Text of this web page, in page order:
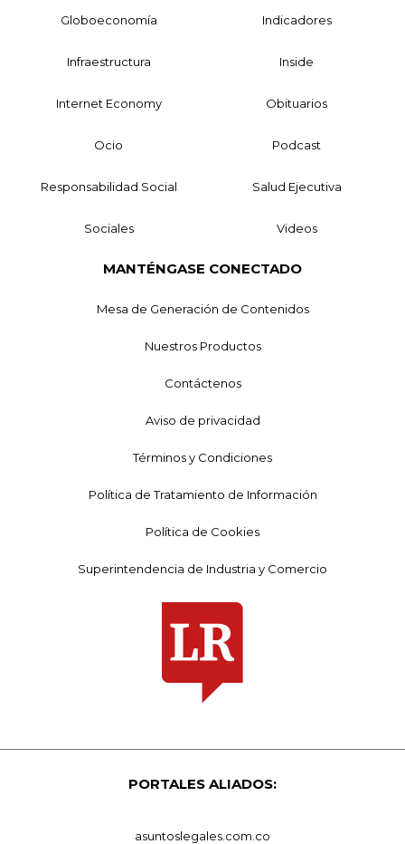
Globoeconomía Indicadores
Infraestructura Inside
Internet Economy Obituarios
Ocio Podcast
Responsabilidad Social Salud Ejecutiva
Sociales Videos
MANTÉNGASE CONECTADO
Mesa de Generación de Contenidos
Nuestros Productos
Contáctenos
Aviso de privacidad
Términos y Condiciones
Política de Tratamiento de Información
Política de Cookies
Superintendencia de Industria y Comercio
PORTALES ALIADOS:
asuntoslegales.com.co